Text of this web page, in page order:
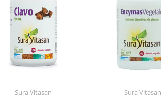
Sura Vitasan
Sura Vitasan